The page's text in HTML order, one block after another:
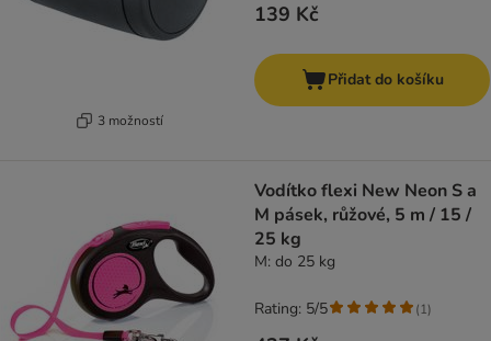
3 možností
139 Kč
Přidat do košíku
Vodítko flexi New Neon S a
M pásek, růžové, 5 m / 15 /
25 kg
M: do 25 kg
Rating: 5/5 (1)